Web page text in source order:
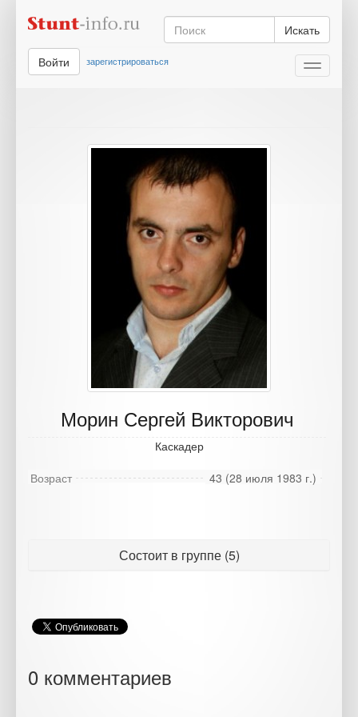
Искать
Toggle
Войти зарегистрироваться
Морин Сергей Викторович
Каскадер
43 (28 июля 1983 г.)
Возраст
Состоит в группе (5)
0 комментариев